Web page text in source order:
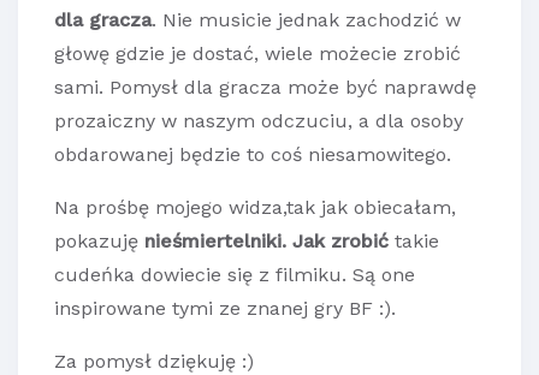
dla gracza. Nie musicie jednak zachodzić w
głowę gdzie je dostać, wiele możecie zrobić
sami. Pomysł dla gracza może być naprawdę
prozaiczny w naszym odczuciu, a dla osoby
obdarowanej będzie to coś niesamowitego.
Na prośbę mojego widza,tak jak obiecałam,
pokazuję nieśmiertelniki. Jak zrobić takie
cudeńka dowiecie się z filmiku. Są one
inspirowane tymi ze znanej gry BF :).
Za pomysł dziękuję :)